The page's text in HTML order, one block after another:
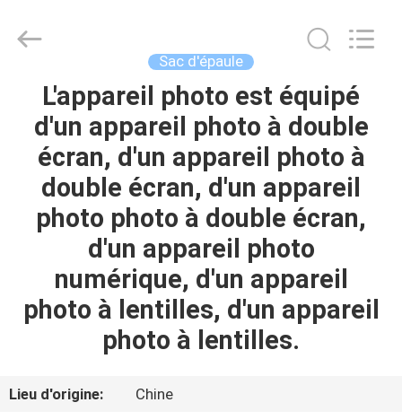
MAISON
PRODUITS
SUJET
NOUS
D'USINE
Rights
Reserved.
Sac d'épaule
L'appareil photo est équipé
d'un appareil photo à double
écran, d'un appareil photo à
double écran, d'un appareil
photo photo à double écran,
d'un appareil photo
numérique, d'un appareil
photo à lentilles, d'un appareil
photo à lentilles.
Lieu d'origine:
Chine